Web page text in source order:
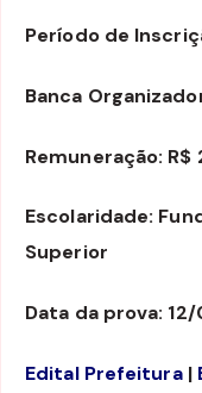
Período de
Banca
Remuneração: R$
Escolaridade:
Superior
Data da prova:
Edital Prefeitura|